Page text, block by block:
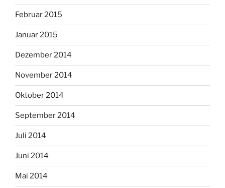
Februar 2015
Januar 2015
Dezember 2014
November 2014
Oktober 2014
September 2014
Juli 2014
Juni 2014
Mai 2014